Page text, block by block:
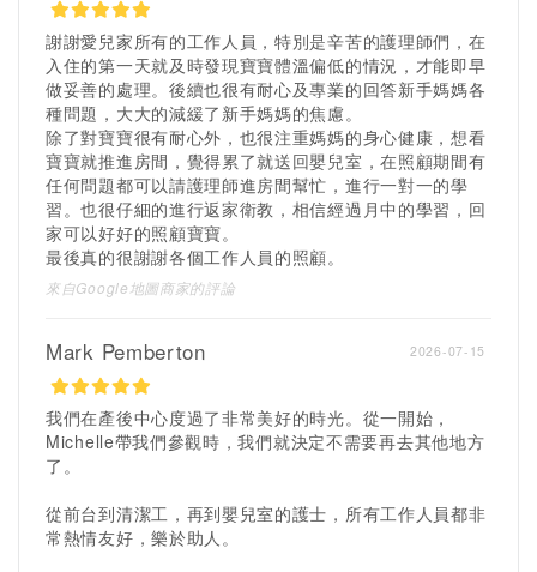
謝謝愛兒家所有的工作人員，特別是辛苦的護理師們，在
入住的第一天就及時發現寶寶體溫偏低的情況，才能即早
做妥善的處理。後續也很有耐心及專業的回答新手媽媽各
種問題，大大的減緩了新手媽媽的焦慮。
除了對寶寶很有耐心外，也很注重媽媽的身心健康，想看
寶寶就推進房間，覺得累了就送回嬰兒室，在照顧期間有
任何問題都可以請護理師進房間幫忙，進行一對一的學
習。也很仔細的進行返家衛教，相信經過月中的學習，回
家可以好好的照顧寶寶。
最後真的很謝謝各個工作人員的照顧。
來自Google地圖商家的評論
Mark Pemberton 2026-07-15
我們在產後中心度過了非常美好的時光。從一開始，
Michelle帶我們參觀時，我們就決定不需要再去其他地方
了。
從前台到清潔工，再到嬰兒室的護士，所有工作人員都非
常熱情友好，樂於助人。